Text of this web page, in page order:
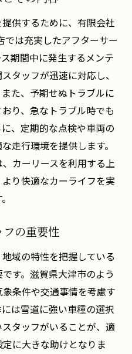
供するために、有限会社
は充実したアフターサー
期間中に発生するメンテ
タッフが迅速に対応し、
た、予期せぬトラブルに
り、急なトラブル時でも
、定期的な点検や車両の
走行環境を提供します。
カーリースを利用する上
り快適なカーライフを実
の重要性
域の特性を把握している
す。滋賀県大津市のよう
条件や交通事情を考慮す
は雪道に強い車種の選択
タッフがいることが、適
に大きな助けとなりま